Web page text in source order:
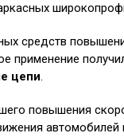
средств
применение
цепи.
повышения
автомобилей